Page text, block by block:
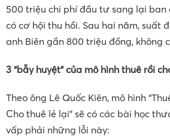
500 triệu chi phí đầu tư sang lại ban
có cơ hội thu hồi. Sau hai năm, suất
anh Biên gần 800 triệu đồng, không
3 “bẫy huyệt” của mô hình thuê rồi
Theo ông Lê Quốc Kiên, mô hình
Cho thuê lẻ lại” sẽ có các bài học
vấp phải những lỗi này: